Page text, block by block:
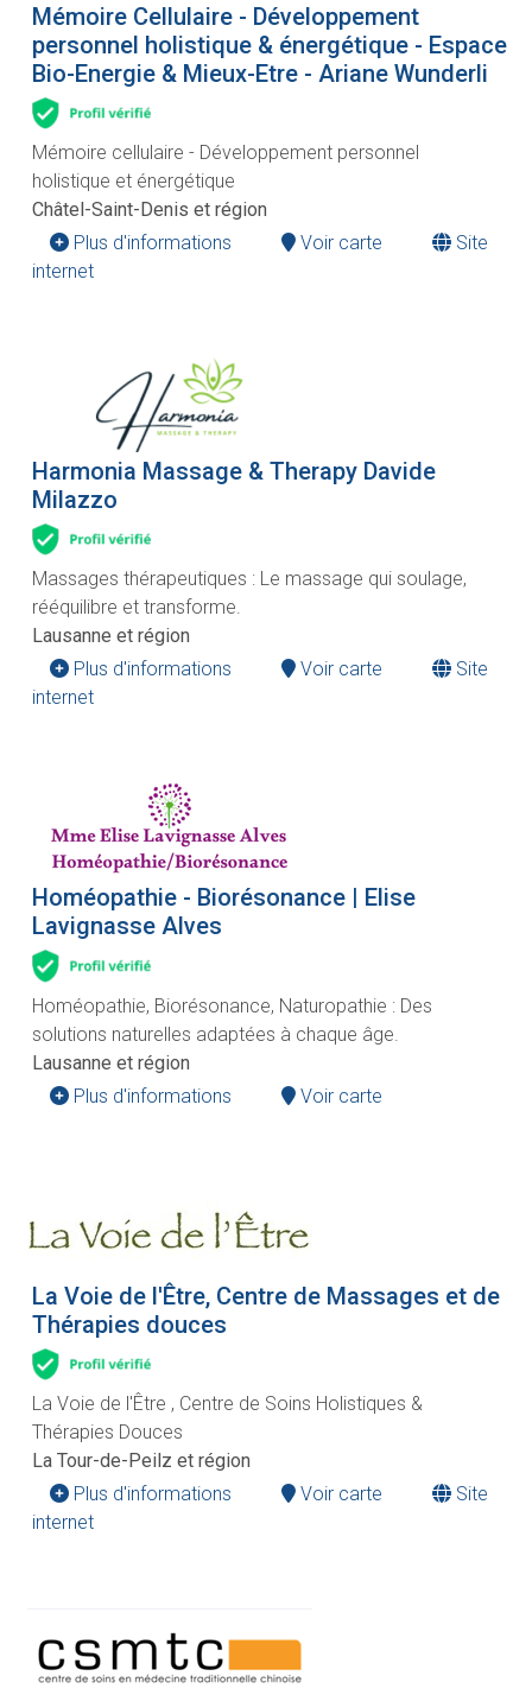
Mémoire Cellulaire - Développement
personnel holistique & énergétique - Espace
Bio-Energie & Mieux-Etre - Ariane Wunderli
Mémoire cellulaire - Développement personnel
holistique et énergétique
Châtel-Saint-Denis et région
Plus d'informations
Voir carte
Site
internet
Harmonia Massage & Therapy Davide
Milazzo
Massages thérapeutiques : Le massage qui soulage,
rééquilibre et transforme.
Lausanne et région
Plus d'informations
Voir carte
Site
internet
Homéopathie - Biorésonance | Elise
Lavignasse Alves
Homéopathie, Biorésonance, Naturopathie : Des
solutions naturelles adaptées à chaque âge.
Lausanne et région
Plus d'informations
Voir carte
La Voie de l'Être, Centre de Massages et de
Thérapies douces
La Voie de l'Être , Centre de Soins Holistiques &
Thérapies Douces
La Tour-de-Peilz et région
Plus d'informations
Voir carte
Site
internet